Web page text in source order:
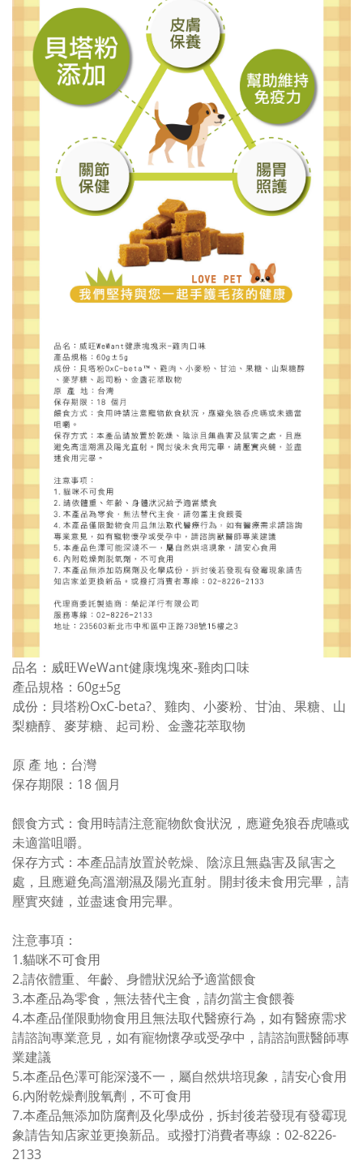
品名：威旺WeWant健康塊塊來-雞肉口味
產品規格：60g±5g
成份：貝塔粉OxC-beta?、雞肉、小麥粉、甘油、果糖、山
梨糖醇、麥芽糖、起司粉、金盞花萃取物
原 產 地：台灣
保存期限：18 個月
餵食方式：食用時請注意寵物飲食狀況，應避免狼吞虎嚥或
未適當咀嚼。
保存方式：本產品請放置於乾燥、陰涼且無蟲害及鼠害之
處，且應避免高溫潮濕及陽光直射。開封後未食用完畢，請
壓實夾鏈，並盡速食用完畢。
注意事項：
1.貓咪不可食用
2.請依體重、年齡、身體狀況給予適當餵食
3.本產品為零食，無法替代主食，請勿當主食餵養
4.本產品僅限動物食用且無法取代醫療行為，如有醫療需求
請諮詢專業意見，如有寵物懷孕或受孕中，請諮詢獸醫師專
業建議
5.本產品色澤可能深淺不一，屬自然烘培現象，請安心食用
6.內附乾燥劑脫氧劑，不可食用
7.本產品無添加防腐劑及化學成份，拆封後若發現有發霉現
象請告知店家並更換新品。或撥打消費者專線：02-8226-
2133